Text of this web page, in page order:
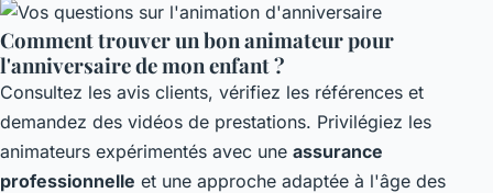
Comment trouver un bon animateur pour
l'anniversaire de mon enfant ?
Consultez les avis clients, vérifiez les références et
demandez des vidéos de prestations. Privilégiez les
animateurs expérimentés avec une assurance
professionnelle et une approche adaptée à l'âge des